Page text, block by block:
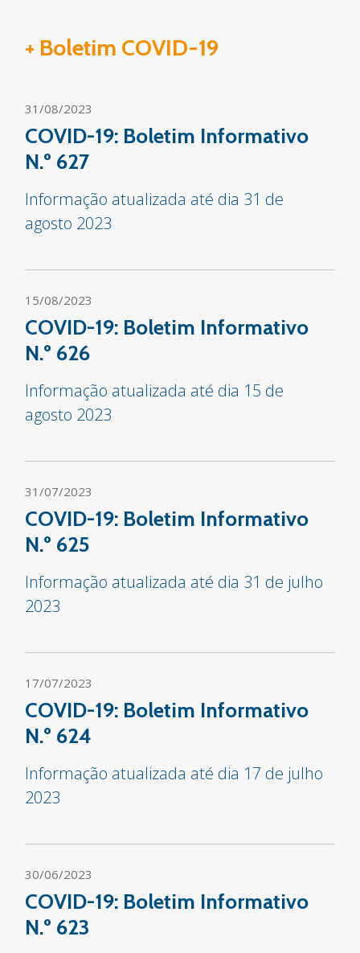
+ Boletim COVID-19
31/08/2023
COVID-19: Boletim Informativo
N.º 627
Informação atualizada até dia 31 de
agosto 2023
15/08/2023
COVID-19: Boletim Informativo
N.º 626
Informação atualizada até dia 15 de
agosto 2023
31/07/2023
COVID-19: Boletim Informativo
N.º 625
Informação atualizada até dia 31 de julho
2023
17/07/2023
COVID-19: Boletim Informativo
N.º 624
Informação atualizada até dia 17 de julho
2023
30/06/2023
COVID-19: Boletim Informativo
N.º 623